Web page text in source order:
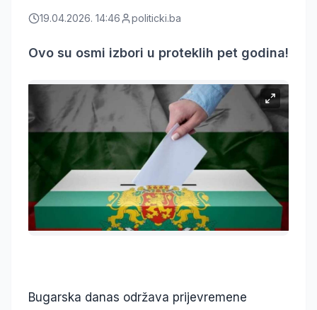
19.04.2026. 14:46 politicki.ba
Ovo su osmi izbori u proteklih pet godina!
Bugarska danas održava prijevremene